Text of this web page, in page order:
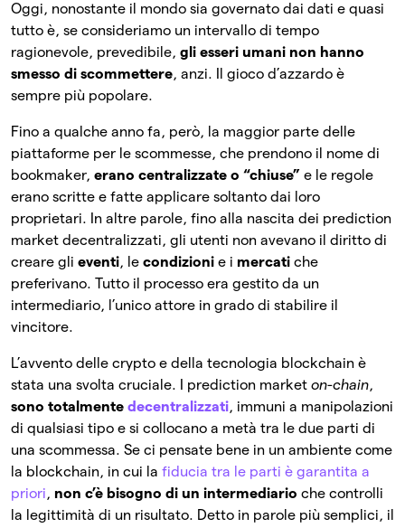
Oggi, nonostante il mondo sia governato dai dati e quasi
tutto è, se consideriamo un intervallo di tempo
ragionevole, prevedibile, gli esseri umani non hanno
smesso di scommettere, anzi. Il gioco d’azzardo è
sempre più popolare.
Fino a qualche anno fa, però, la maggior parte delle
piattaforme per le scommesse, che prendono il nome di
bookmaker, erano centralizzate o “chiuse” e le regole
erano scritte e fatte applicare soltanto dai loro
proprietari. In altre parole, fino alla nascita dei prediction
market decentralizzati, gli utenti non avevano il diritto di
creare gli eventi, le condizioni e i mercati che
preferivano. Tutto il processo era gestito da un
intermediario, l’unico attore in grado di stabilire il
vincitore.
L’avvento delle crypto e della tecnologia blockchain è
stata una svolta cruciale. I prediction market on-chain,
sono totalmente decentralizzati, immuni a manipolazioni
di qualsiasi tipo e si collocano a metà tra le due parti di
una scommessa. Se ci pensate bene in un ambiente come
la blockchain, in cui la fiducia tra le parti è garantita a
priori, non c’è bisogno di un intermediario che controlli
la legittimità di un risultato. Detto in parole più semplici, il